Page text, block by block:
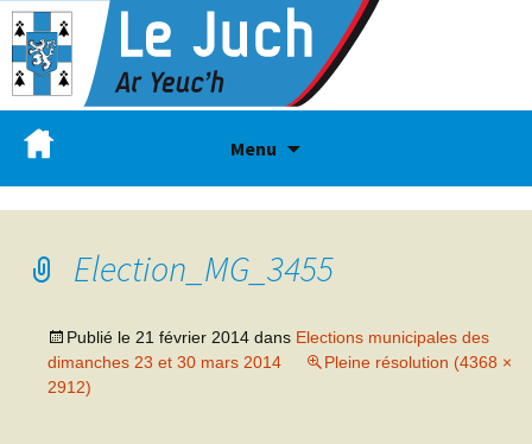
Menu
Election_MG_3455
Publié le 21 février 2014 dans Elections municipales des
dimanches 23 et 30 mars 2014
Pleine résolution (4368 ×
2912)